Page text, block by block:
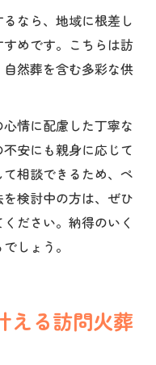
なら、地域に根差し
めです。こちらは訪
然葬を含む多彩な供
情に配慮した丁寧な
安にも親身に応じて
相談できるため、ペ
検討中の方は、ぜひ
ださい。納得のいく
しょう。
える訪問火葬